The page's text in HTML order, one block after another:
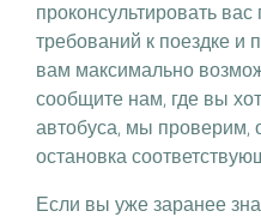
проконсультировать
требований к поездке и
вам максимально
сообщите нам, где вы
автобуса, мы проверим,
остановка
Если вы уже заранее